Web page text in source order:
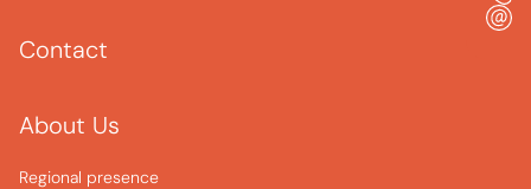
Contact
About Us
Regional presence